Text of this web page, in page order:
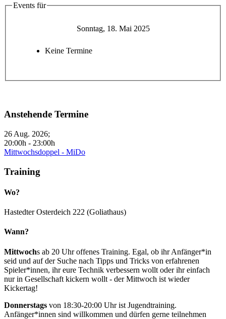
Events für
Sonntag, 18. Mai 2025
Keine Termine
Anstehende Termine
26 Aug. 2026;
20:00h - 23:00h
Mittwochsdoppel - MiDo
Training
Wo?
Hastedter Osterdeich 222 (Goliathaus)
Wann?
Mittwochs ab 20 Uhr offenes Training. Egal, ob ihr Anfänger*in
seid und auf der Suche nach Tipps und Tricks von erfahrenen
Spieler*innen, ihr eure Technik verbessern wollt oder ihr einfach
nur in Gesellschaft kickern wollt - der Mittwoch ist wieder
Kickertag!
Donnerstags von 18:30-20:00 Uhr ist Jugendtraining.
Anfänger*innen sind willkommen und dürfen gerne teilnehmen